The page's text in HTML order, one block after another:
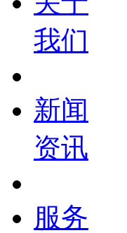
我们
新闻
资讯
服务